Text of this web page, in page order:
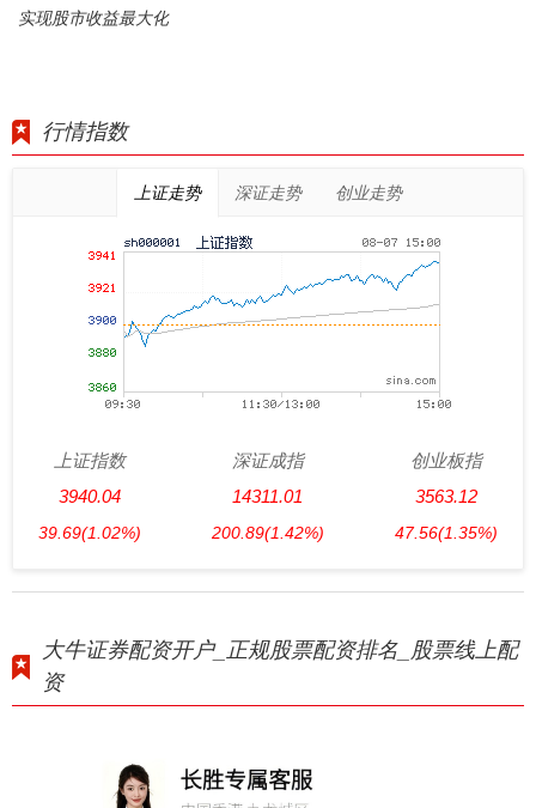
实现股市收益最大化
行情指数
上证走势 深证走势 创业走势
上证指数
3940.04
39.69(1.02%)
深证成指
14311.01
200.89(1.42%)
创业板指
3563.12
47.56(1.35%)
大牛证券配资开户_正规股票配资排名_股票线上配
资